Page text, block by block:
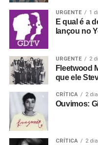
real é um disco bastante
vice-versa. É também
as histórias mais duras
em perdão – terminam
Quem mais concorre
Linkin Park
, comFrom
enough.Yungblud
Quem deve ganhar : A
Grammy Latino estão no
Deftones. Ou o Linkin
URGENTE 1
E qual é a
lançou no
URGENTE 2
Fleetwood
que ele
CRÍTICA 2
Ouvimos:
CRÍTICA 2